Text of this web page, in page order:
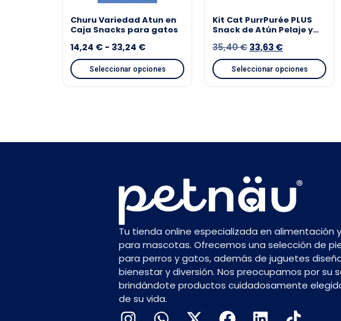
Churu Variedad Atun en
Caja Snacks para gatos
14,24 € - 33,24 €
Seleccionar opciones
Kit Cat PurrPurée PLUS
Snack de Atún Pelaje y
35,40€ 33,63 €
Seleccionar opciones
Tu tienda online especializada en alimentación
para mascotas. Ofrecemos una selección de
para perros y gatos, además de juguetes
bienestar y diversión. Nos preocupamos por su
brindándote productos cuidadosamente
de su vida.